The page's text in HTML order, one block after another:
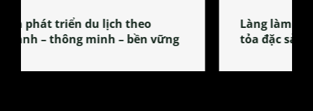
Làng làm bánh tẻ Phú Nhi – nơi lan
tỏa đặc sản xứ Đoài